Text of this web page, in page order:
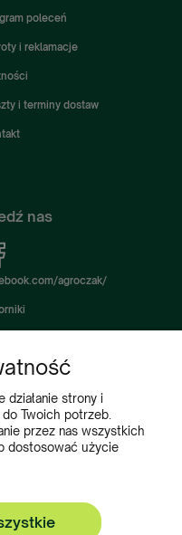
poleceń
i reklamacje
i terminy dostaw
nas
agroczak/
i wyposażenie zbiorników
na deszczówkę
do maszyn rolniczych
do ciągników
działanie strony i
Twoich potrzeb.
przez nas wszystkich
dostosować użycie